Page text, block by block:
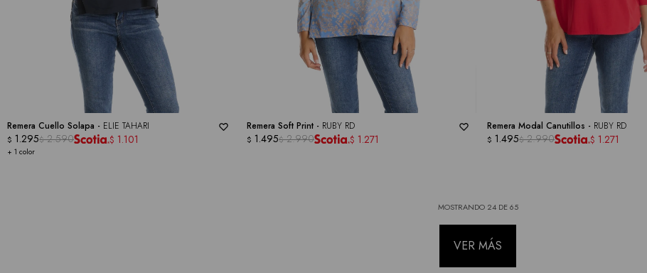
Remera Cuello Solapa - ELIE TAHARI
+ 1 color
$ 1.295$ 2.590 $ 1.101
Remera Soft Print - RUBY RD
$ 1.495$ 2.990 $ 1.271
Remera Modal Canutillos - RUBY RD
$ 1.495$ 2.990 $ 1.271
MOSTRANDO 24DE65
VER MÁS